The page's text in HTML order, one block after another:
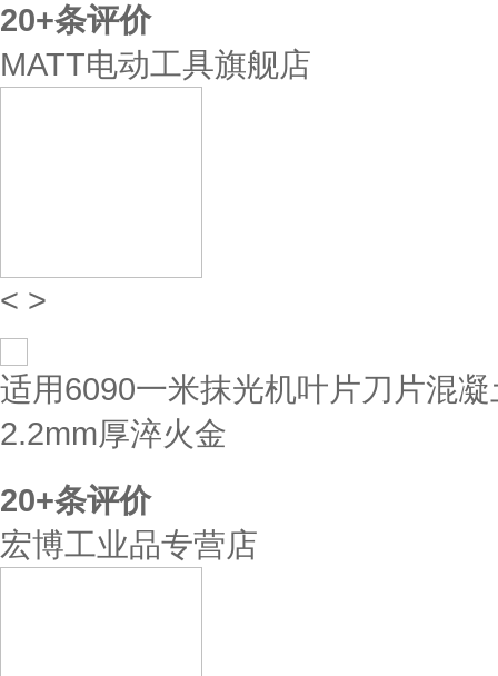
20+条评价
MATT电动工具旗舰店
< >
适用6090一米抹光机叶片刀片混
2.2mm厚淬火金
20+条评价
宏博工业品专营店